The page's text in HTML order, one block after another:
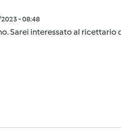
- 08:48
Sarei interessato al ricettario